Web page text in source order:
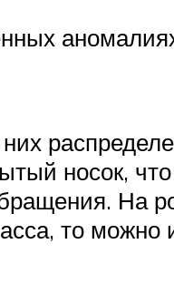
носок,
На
то можно